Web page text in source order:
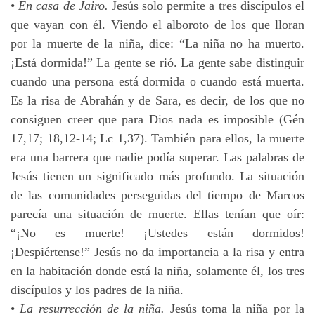
• En casa de Jairo. Jesús solo permite a tres discípulos el
que vayan con él. Viendo el alboroto de los que lloran
por la muerte de la niña, dice: “La niña no ha muerto.
¡Está dormida!” La gente se rió. La gente sabe distinguir
cuando una persona está dormida o cuando está muerta.
Es la risa de Abrahán y de Sara, es decir, de los que no
consiguen creer que para Dios nada es imposible (Gén
17,17; 18,12-14; Lc 1,37). También para ellos, la muerte
era una barrera que nadie podía superar. Las palabras de
Jesús tienen un significado más profundo. La situación
de las comunidades perseguidas del tiempo de Marcos
parecía una situación de muerte. Ellas tenían que oír:
“¡No es muerte! ¡Ustedes están dormidos!
¡Despiértense!” Jesús no da importancia a la risa y entra
en la habitación donde está la niña, solamente él, los tres
discípulos y los padres de la niña.
• La resurrección de la niña. Jesús toma la niña por la